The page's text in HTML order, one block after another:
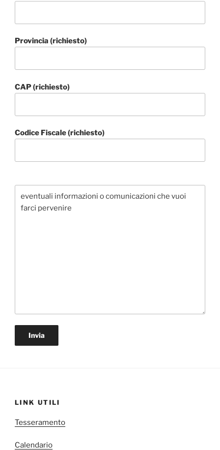
Provincia (richiesto)
CAP (richiesto)
Codice Fiscale (richiesto)
LINK UTILI
Tesseramento
Calendario